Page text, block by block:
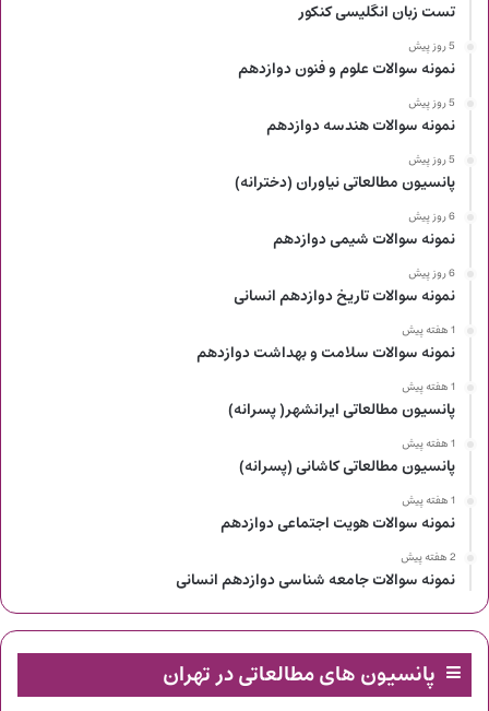
تست زبان انگلیسی کنکور
5 روز پیش
نمونه سوالات علوم و فنون دوازدهم
5 روز پیش
نمونه سوالات هندسه دوازدهم
5 روز پیش
پانسیون مطالعاتی نیاوران (دخترانه)
6 روز پیش
نمونه سوالات شیمی دوازدهم
6 روز پیش
نمونه سوالات تاریخ دوازدهم انسانی
1 هفته پیش
نمونه سوالات سلامت و بهداشت دوازدهم
1 هفته پیش
پانسیون مطالعاتی ایرانشهر( پسرانه)
1 هفته پیش
پانسیون مطالعاتی کاشانی (پسرانه)
1 هفته پیش
نمونه سوالات هویت اجتماعی دوازدهم
2 هفته پیش
نمونه سوالات جامعه شناسی دوازدهم انسانی
پانسیون های مطالعاتی در تهران